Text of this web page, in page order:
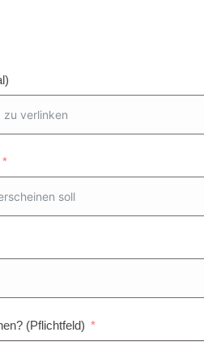
(Pflichtfeld)